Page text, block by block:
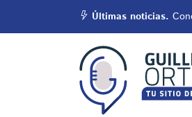
Últimas noticias.